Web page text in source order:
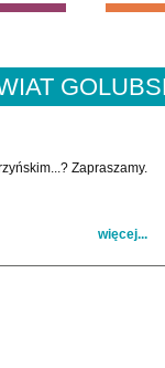
Zapraszamy.
więcej...